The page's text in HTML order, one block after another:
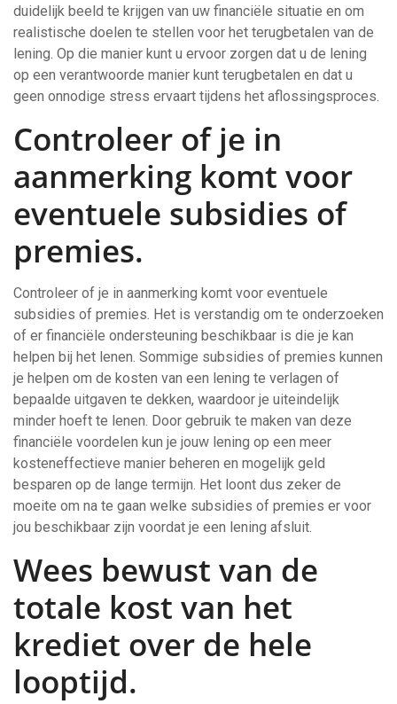
duidelijk beeld te krijgen van uw financiële situatie en om
realistische doelen te stellen voor het terugbetalen van de
lening. Op die manier kunt u ervoor zorgen dat u de lening
op een verantwoorde manier kunt terugbetalen en dat u
geen onnodige stress ervaart tijdens het aflossingsproces.
Controleer of je in
aanmerking komt voor
eventuele subsidies of
premies.
Controleer of je in aanmerking komt voor eventuele
subsidies of premies. Het is verstandig om te onderzoeken
of er financiële ondersteuning beschikbaar is die je kan
helpen bij het lenen. Sommige subsidies of premies kunnen
je helpen om de kosten van een lening te verlagen of
bepaalde uitgaven te dekken, waardoor je uiteindelijk
minder hoeft te lenen. Door gebruik te maken van deze
financiële voordelen kun je jouw lening op een meer
kosteneffectieve manier beheren en mogelijk geld
besparen op de lange termijn. Het loont dus zeker de
moeite om na te gaan welke subsidies of premies er voor
jou beschikbaar zijn voordat je een lening afsluit.
Wees bewust van de
totale kost van het
krediet over de hele
looptijd.